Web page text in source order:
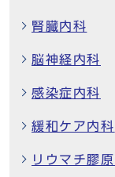
腎臓内科
脳神経内科
感染症内科
緩和ケア内科
リウマチ膠